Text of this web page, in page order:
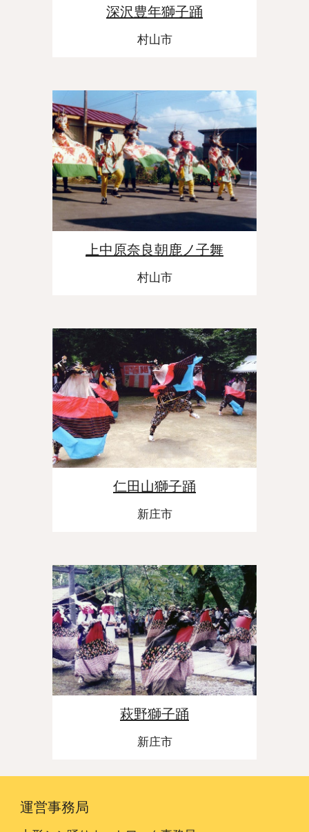
深沢豊年獅子踊
村山市
上中原奈良朝鹿ノ子舞
村山市
仁田山獅子踊
新庄市
萩野獅子踊
新庄市
運営事務局